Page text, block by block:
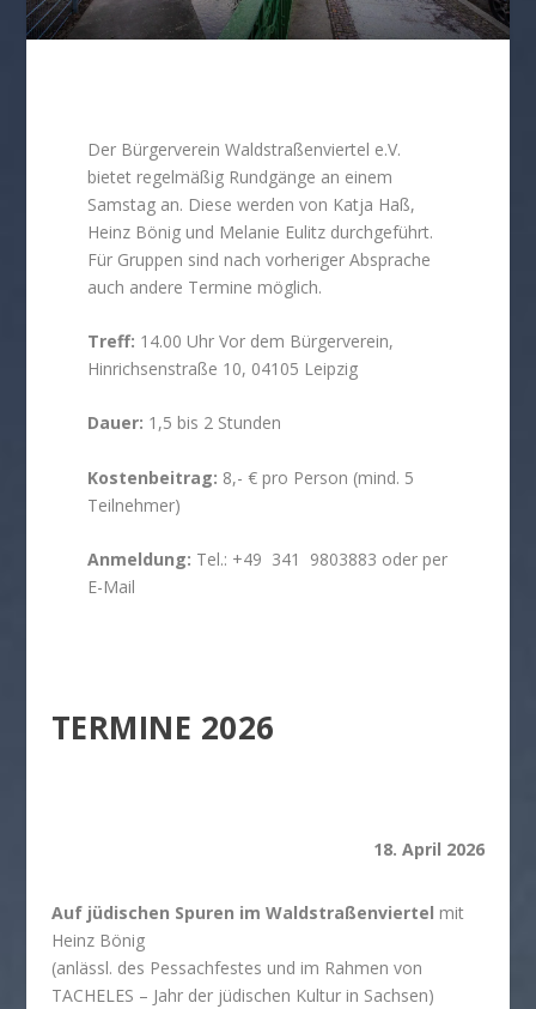
Der Bürgerverein Waldstraßenviertel e.V.
bietet regelmäßig Rundgänge an einem
Samstag an. Diese werden von Katja Haß,
Heinz Bönig und Melanie Eulitz durchgeführt.
Für Gruppen sind nach vorheriger Absprache
auch andere Termine möglich.
Treff: 14.00 Uhr Vor dem Bürgerverein,
Hinrichsenstraße 10, 04105 Leipzig
Dauer: 1,5 bis 2 Stunden
Kostenbeitrag: 8,- € pro Person (mind. 5
Teilnehmer)
Anmeldung: Tel.: +49 341 9803883 oder per
E-Mail
TERMINE 2026
18. April 2026
Auf jüdischen Spuren im Waldstraßenviertel mit
Heinz Bönig
(anlässl. des Pessachfestes und im Rahmen von
TACHELES – Jahr der jüdischen Kultur in Sachsen)